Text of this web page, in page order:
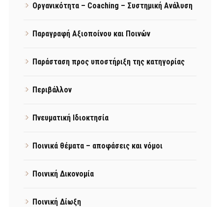
Οργανικότητα – Coaching – Συστημική Ανάλυση
Παραγραφή Αξιοποίνου και Ποινών
Παράσταση προς υποστήριξη της κατηγορίας
Περιβάλλον
Πνευματική Ιδιοκτησία
Ποινικά θέματα – αποφάσεις και νόμοι
Ποινική Δικονομία
Ποινική Δίωξη